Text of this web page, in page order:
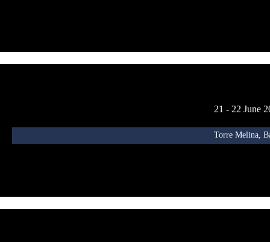
21 - 22 June
Torre Melina,